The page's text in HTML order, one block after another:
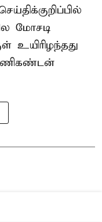
மோசடி
உயிரிழந்தது